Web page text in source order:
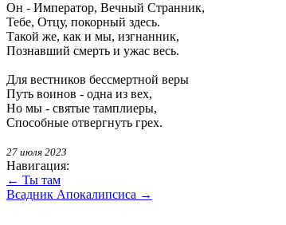
Он - Император, Вечный Странник,
Тебе, Отцу, покорный здесь.
Такой же, как и мы, изгнанник,
Познавший смерть и ужас весь.
Для вестников бессмертной веры
Путь воинов - одна из вех,
Но мы - святые тамплиеры,
Способные отвергнуть грех.
27 июля 2023
Навигация:
← Ты там
Всадник Апокалипсиса →